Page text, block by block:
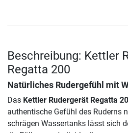
Beschreibung: Kettler
Regatta 200
Natürliches Rudergefühl mit
Das Kettler Rudergerät Regatta
authentische Gefühl des Ruderns
schrägen Wassertanks lässt sich